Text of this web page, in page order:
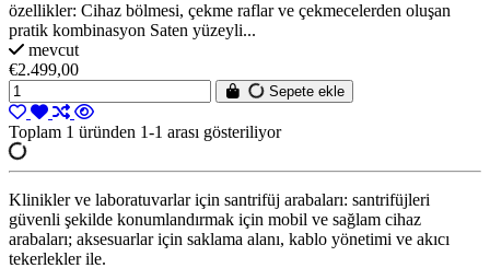
özellikler: Cihaz bölmesi, çekme raflar ve çekmecelerden oluşan
pratik kombinasyon Saten yüzeyli...
mevcut
€2.499,00
Sepete ekle
Toplam 1 üründen 1-1 arası gösteriliyor
Klinikler ve laboratuvarlar için santrifüj arabaları: santrifüjleri
güvenli şekilde konumlandırmak için mobil ve sağlam cihaz
arabaları; aksesuarlar için saklama alanı, kablo yönetimi ve akıcı
tekerlekler ile.